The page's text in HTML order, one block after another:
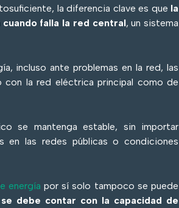
la diferencia clave es que la
falla la red central, un sistema
incluso ante problemas en la red, las
la red eléctrica principal como de
se mantenga estable, sin importar
en las redes públicas o condiciones
energía por sí solo tampoco se puede
se debe contar con la capacidad de